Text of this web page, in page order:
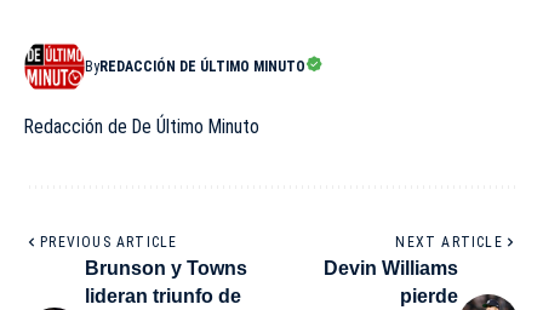
ByREDACCIÓN DE ÚLTIMO MINUTO
Redacción de De Último Minuto
PREVIOUS ARTICLE
Brunson y Towns
lideran triunfo de
NEXT ARTICLE
Devin Williams
pierde